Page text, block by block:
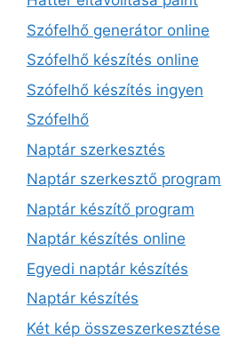
Szófelhő generátor online
Szófelhő készítés online
Szófelhő készítés ingyen
Szófelhő
Naptár szerkesztés
Naptár szerkesztő program
Naptár készítő program
Naptár készítés online
Egyedi naptár készítés
Naptár készítés
Két kép összeszerkesztése